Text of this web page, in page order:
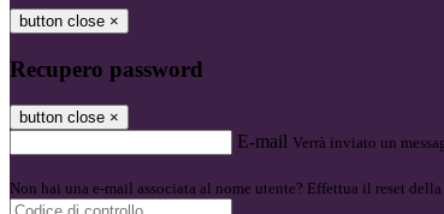
button close ×
Recupero password
button close ×
E-mail Verrà inviato un
Non hai una e-mail associata al nome utente? Effettua il reset